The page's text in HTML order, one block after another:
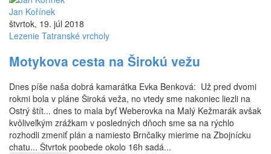
Jan Kořínek
štvrtok, 19. júl 2018
Lezenie Tatranské vrcholy
Motykova cesta na Širokú vežu
Dnes píše naša dobrá kamarátka Evka Benková: Už pred dvomi
rokmi bola v pláne Široká veža, no vtedy sme nakoniec liezli na
Ostrý štít... dnes to mala byť Weberovka na Malý Kežmarák avšak
kvôliveľkým zrážkam v posledných dňoch sme sa na rýchlo
rozhodli zmeniť plán a namiesto Brnčalky mierime na Zbojnícku
chatu... Štvrtok poobede okolo 16h sadá...